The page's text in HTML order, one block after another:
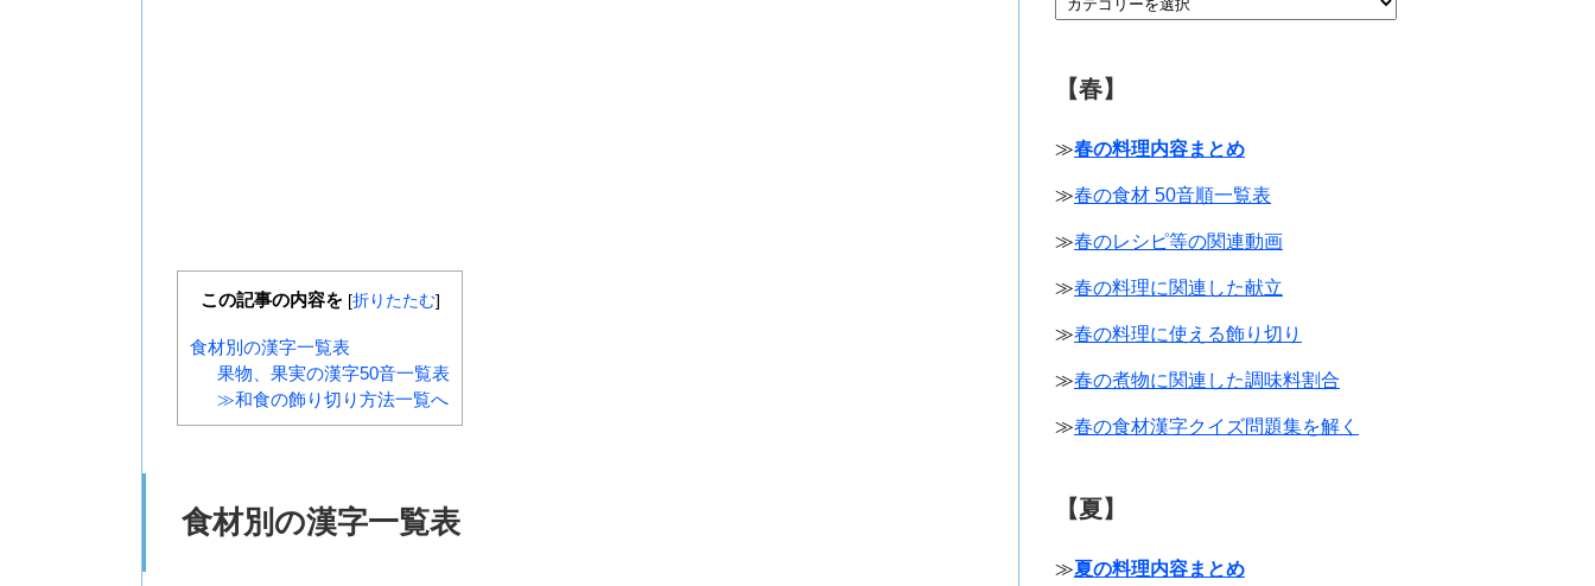
この記事の内容を [折りたたむ]
食材別の漢字一覧表
果物、果実の漢字50音一覧表
≫和食の飾り切り方法一覧へ
食材別の漢字一覧表
【春】
≫春の料理内容まとめ
≫春の食材 50音順一覧表
≫春のレシピ等の関連動画
≫春の料理に関連した献立
≫春の料理に使える飾り切り
≫春の煮物に関連した調味料割合
≫春の食材漢字クイズ問題集を解く
【夏】
≫夏の料理内容まとめ